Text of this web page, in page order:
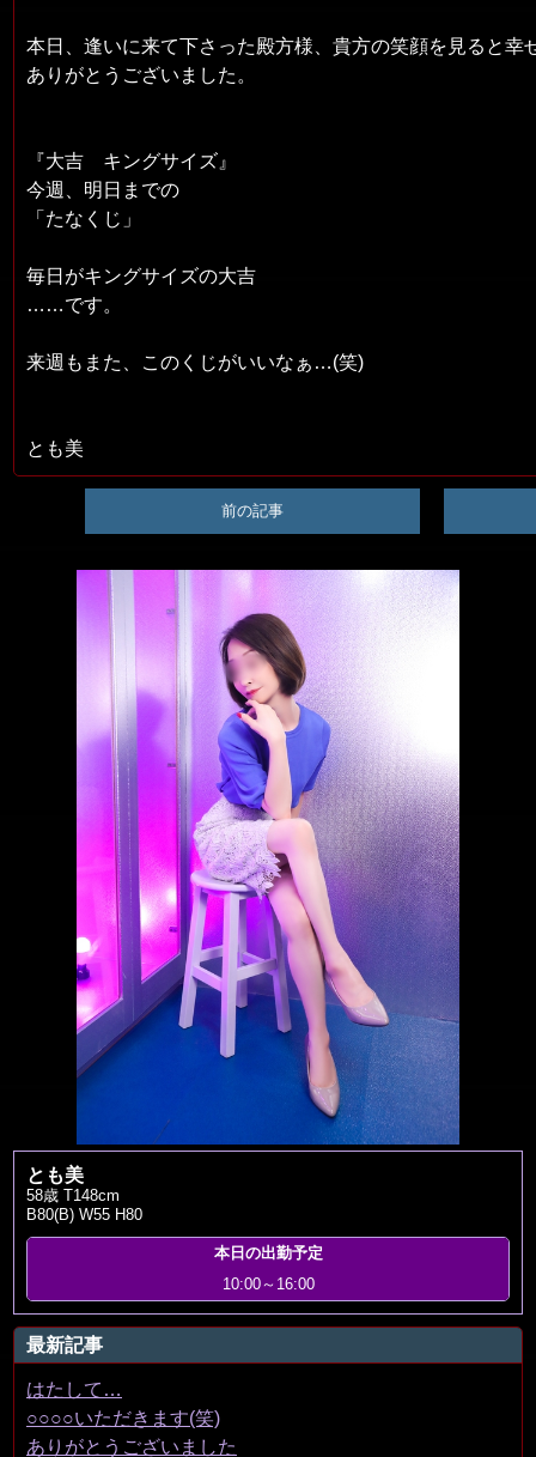
とも美
58歳 T148cm
B80(B) W55 H80
本日の出勤予定
10:00～16:00
最新記事
はたして…
○○○○いただきます(笑)
ありがとうございました
本日、逢いに来て下さった殿方様、貴方の笑顔を見ると幸
ありがとうございました。
『大吉 キングサイズ』
今週、明日までの
「たなくじ」
毎日がキングサイズの大吉
……です。
来週もまた、このくじがいいなぁ…(笑)
とも美
前の記事